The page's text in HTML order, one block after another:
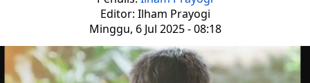
Editor: Ilham Prayogi
Minggu, 6 Jul 2025 - 08:18